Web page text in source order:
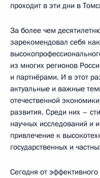
проходит в эти дни в
За более чем
зарекомендовал себя
из многих регионов
и партнёрами. И в этот
актуальные и важные
отечественной
развития. Среди них –
научных исследований и
привлечение к
государственных и
Сегодня от